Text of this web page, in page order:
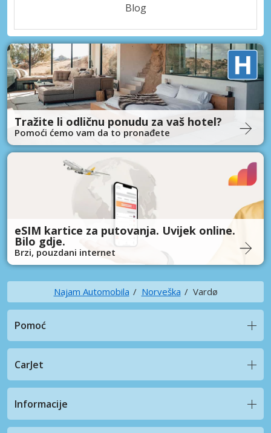
Blog
Tražite li odličnu ponudu za vaš hotel?
Pomoći ćemo vam da to pronađete
eSIM kartice za putovanja. Uvijek online.
Bilo gdje.
Brzi, pouzdani internet
Najam Automobila Norveška Vardø
Pomoć
CarJet
Informacije